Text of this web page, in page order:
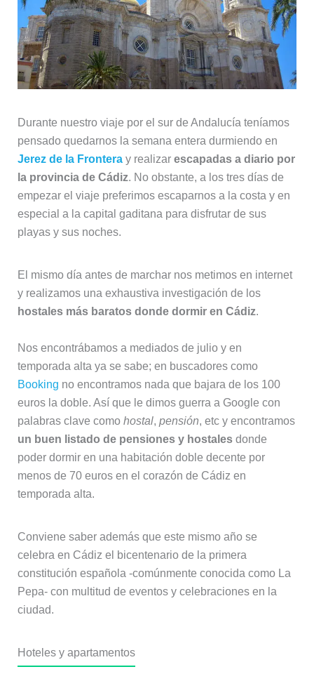
Durante nuestro viaje por el sur de Andalucía teníamos
pensado quedarnos la semana entera durmiendo en
Jerez de la Fronteray realizar escapadas a diario por
la provincia de Cádiz. No obstante, a los tres días de
empezar el viaje preferimos escaparnos a la costa y en
especial a la capital gaditana para disfrutar de sus
playas y sus noches.
El mismo día antes de marchar nos metimos en internet
y realizamos una exhaustiva investigación de los
hostales más baratos donde dormir en Cádiz.
Nos encontrábamos a mediados de julio y en
temporada alta ya se sabe; en buscadores como
Booking no encontramos nada que bajara de los 100
euros la doble. Así que le dimos guerra a Google con
palabras clave como hostal, pensión, etc y encontramos
un buen listado de pensiones y hostalesdonde
poder dormir en una habitación doble decente por
menos de 70 euros en el corazón de Cádiz en
temporada alta.
Conviene saber además que este mismo año se
celebra en Cádiz el bicentenario de la primera
constitución española -comúnmente conocida como La
Pepa- con multitud de eventos y celebraciones en la
ciudad.
Hoteles y apartamentos